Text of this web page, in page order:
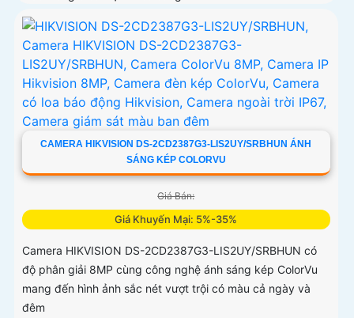
CAMERA HIKVISION DS-2CD2387G3-LIS2UY/SRBHUN ÁNH
SÁNG KÉP COLORVU
Giá Bán:
Giá Khuyến Mại: 5%-35%
Camera HIKVISION DS-2CD2387G3-LIS2UY/SRBHUN có
độ phân giải 8MP cùng công nghệ ánh sáng kép ColorVu
mang đến hình ảnh sắc nét vượt trội có màu cả ngày và
đêm